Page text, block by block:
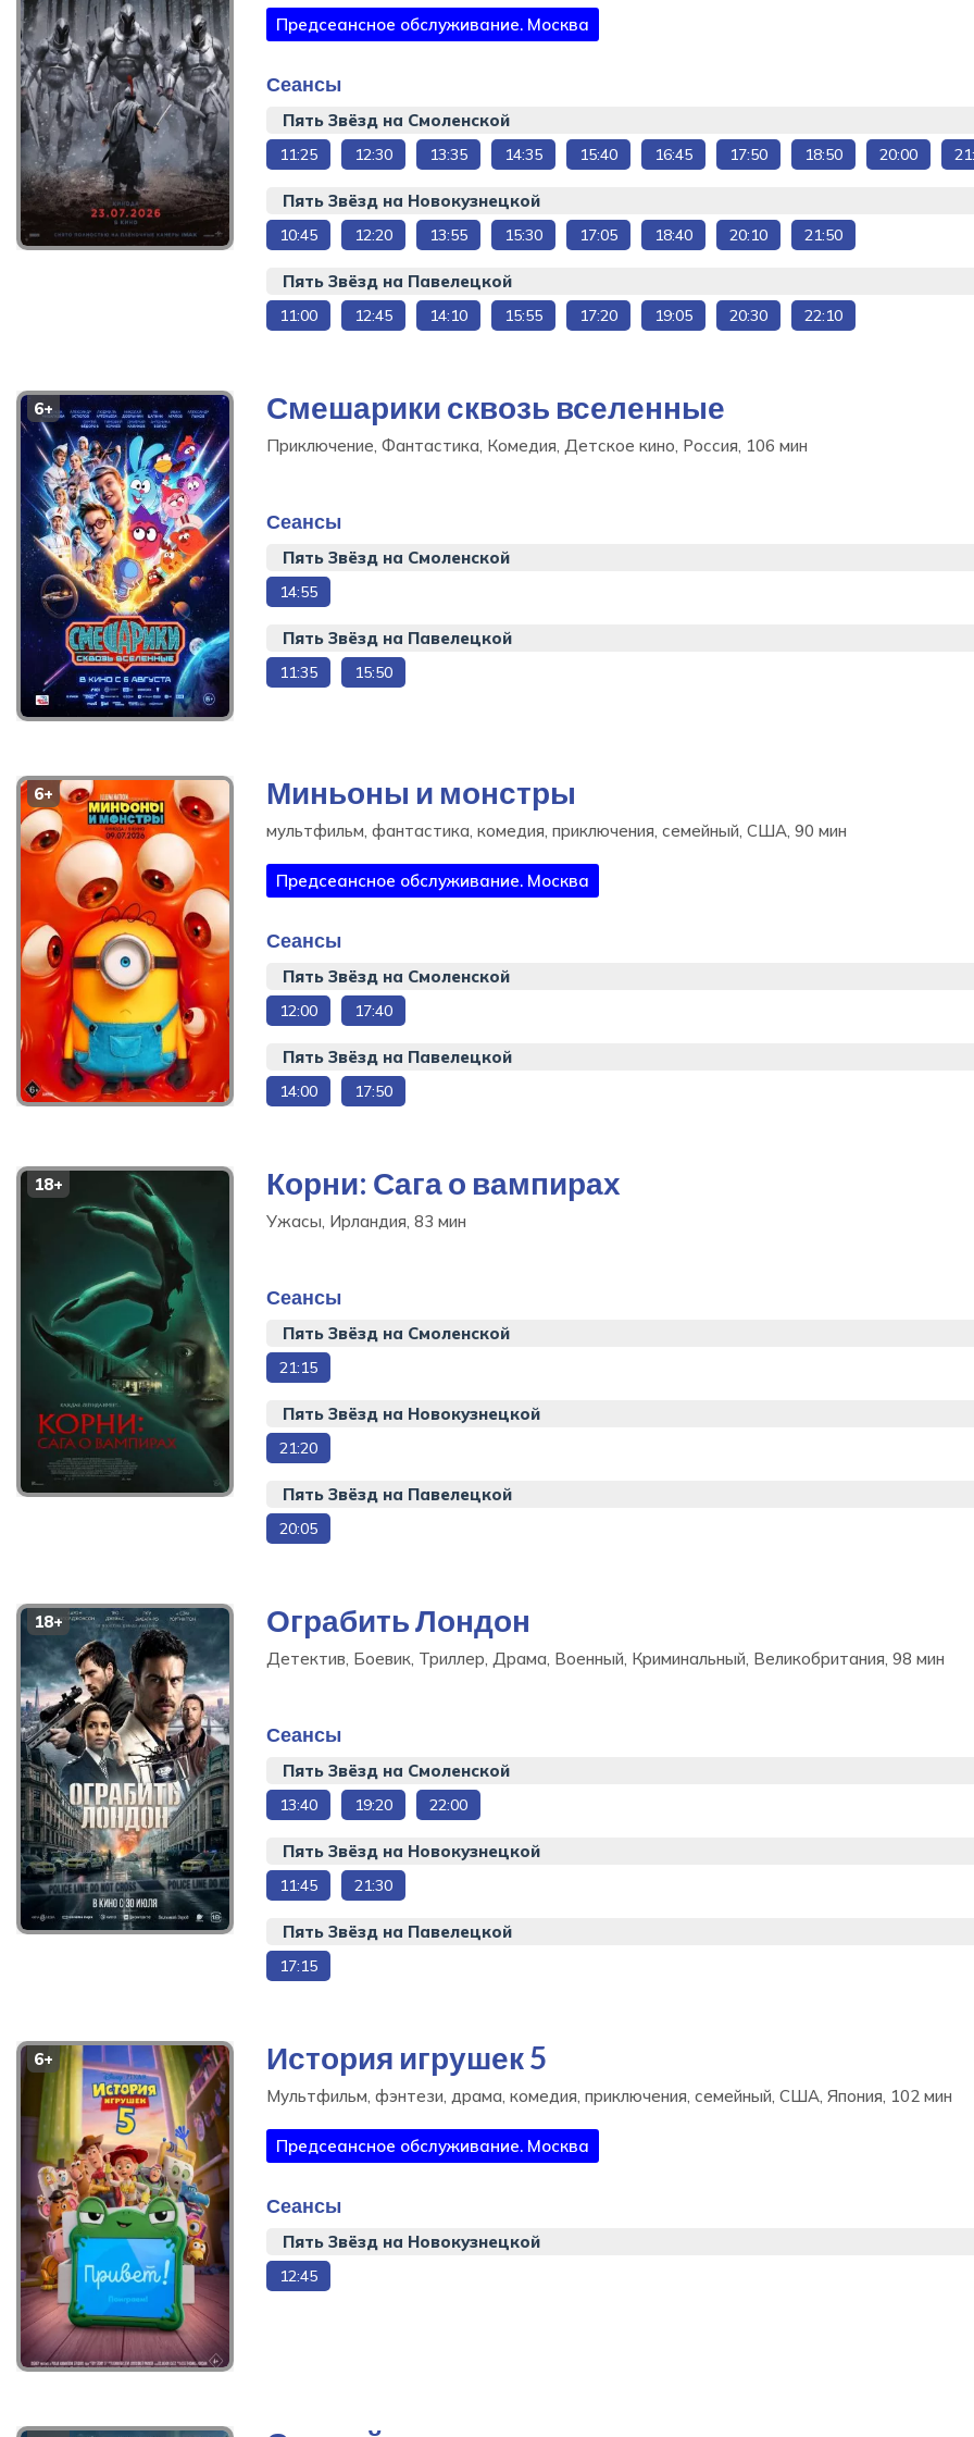
Предсеансное обслуживание. Москва
Сеансы
Пять Звёзд на Смоленской
11:25 12:30 13:35 14:35 15:40 16:45 17:50 18:50 20:00
Пять Звёзд на Новокузнецкой
10:45 12:20 13:55 15:30 17:05 18:40 20:10 21:50
Пять Звёзд на Павелецкой
11:00 12:45 14:10 15:55 17:20 19:05 20:30 22:10
6+
вселенные
Приключение, Фантастика,
Комедия, Детское кино, 106
мин
Купить билет
Смешарики сквозь вселенные
Приключение, Фантастика, Комедия, Детское кино, Россия, 106 мин
Сеансы
Пять Звёзд на Смоленской
14:55
Пять Звёзд на Павелецкой
11:35 15:50
6+
мультфильм, фантастика,
комедия, приключения,
семейный, 90 мин
Купить билет
Миньоны и монстры
мультфильм, фантастика, комедия, приключения, семейный, США, 90 мин
Предсеансное обслуживание. Москва
Сеансы
Пять Звёзд на Смоленской
12:00 17:40
Пять Звёзд на Павелецкой
14:00 17:50
18+
Купить билет
Корни: Сага о вампирах
Ужасы, Ирландия, 83 мин
Сеансы
Пять Звёзд на Смоленской
21:15
Пять Звёзд на Новокузнецкой
21:20
Пять Звёзд на Павелецкой
20:05
18+
Купить билет
Ограбить Лондон
Детектив, Боевик, Триллер, Драма, Военный, Криминальный, Великобритания, 98 мин
Сеансы
Пять Звёзд на Смоленской
13:40 19:20 22:00
Пять Звёзд на Новокузнецкой
11:45 21:30
Пять Звёзд на Павелецкой
17:15
6+
Мультфильм, фэнтези,
История игрушек 5
Мультфильм, фэнтези, драма, комедия, приключения, семейный, США, Япония, 102 мин
Предсеансное обслуживание. Москва
Сеансы
Пять Звёзд на Новокузнецкой
12:45